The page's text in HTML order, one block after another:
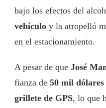
bajo los efectos del
vehículo y la atropelló
en el estacionamiento.
A pesar de que José
fianza de 50 mil dólares
grillete de GPS, lo que